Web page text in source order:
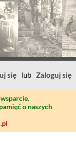
się lub Zaloguj się
o naszych